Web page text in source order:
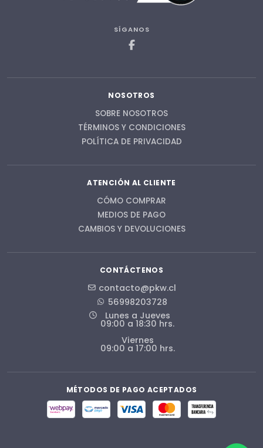
SÍGANOS
NOSOTROS
SOBRE NOSOTROS
TÉRMINOS Y CONDICIONES
POLÍTICA DE PRIVACIDAD
ATENCIÓN AL CLIENTE
CÓMO COMPRAR
MEDIOS DE PAGO
CAMBIOS Y DEVOLUCIONES
CONTÁCTENOS
contacto@pkw.cl
56998203728
Lunes a Jueves
09:00 a 18:30 hrs.
Viernes
09:00 a 17:00 hrs.
MÉTODOS DE PAGO ACEPTADOS